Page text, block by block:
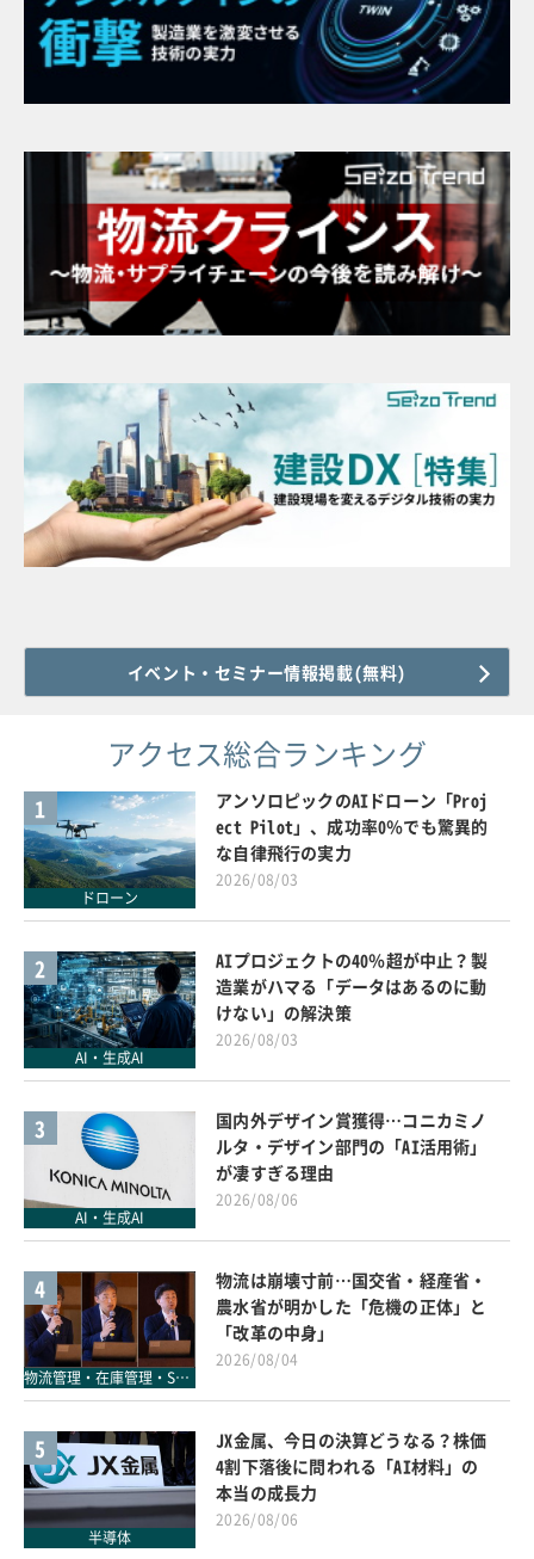
イベント・セミナー情報掲載(無料)
アクセス総合ランキング
1
ドローン
アンソロピックのAIドローン「Proj
ect Pilot」、成功率0％でも驚異的
な自律飛行の実力
2026/08/03
2
AI・生成AI
AIプロジェクトの40％超が中止？製
造業がハマる「データはあるのに動
けない」の解決策
2026/08/03
3
AI・生成AI
国内外デザイン賞獲得…コニカミノ
ルタ・デザイン部門の「AI活用術」
が凄すぎる理由
2026/08/06
4
物流管理・在庫管理・SCM
物流は崩壊寸前…国交省・経産省・
農水省が明かした「危機の正体」と
「改革の中身」
2026/08/04
5
半導体
JX金属、今日の決算どうなる？株価
4割下落後に問われる「AI材料」の
本当の成長力
2026/08/06